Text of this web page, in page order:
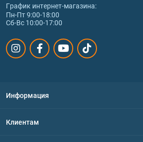
График интернет‑магазина:
Пн-Пт 9:00-18:00
Сб-Вс 10:00-17:00
Информация
Клиентам